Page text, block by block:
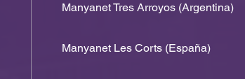
Manyanet Tres Arroyos (Argentina)
Manyanet Les Corts (España)